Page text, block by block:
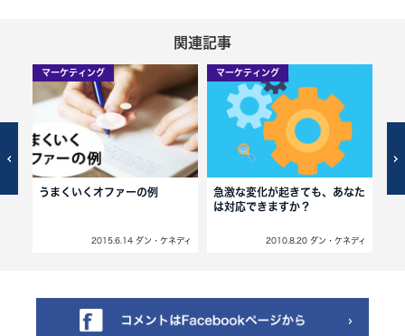
関連記事
マーケティング
うまくいくオファーの例
2015.6.14 ダン・ケネディ
マーケティング
急激な変化が起きても、あなた
は対応できますか？
2010.8.20 ダン・ケネディ